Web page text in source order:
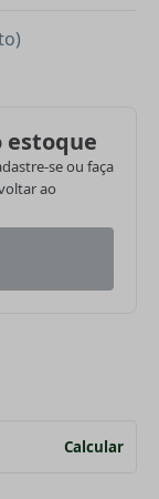
estoque
se ou faça
ao
Calcular